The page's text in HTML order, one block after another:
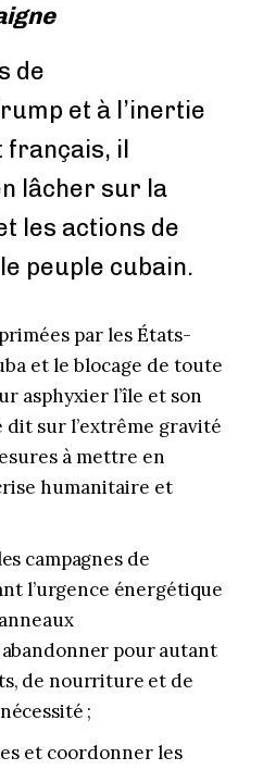
de
et à l’inertie
il
lâcher sur la
les actions de
peuple cubain.
par les États-
et le blocage de toute
asphyxier l’île et son
dit sur l’extrême gravité
à mettre en
humanitaire et
campagnes de
l’urgence énergétique
pour autant
de nourriture et de
;
et coordonner les